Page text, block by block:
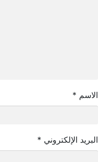
الاسم *
البريد الإلكتروني *